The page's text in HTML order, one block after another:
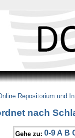
Repositorium und
nach
Gehe zu: 0-9 A B